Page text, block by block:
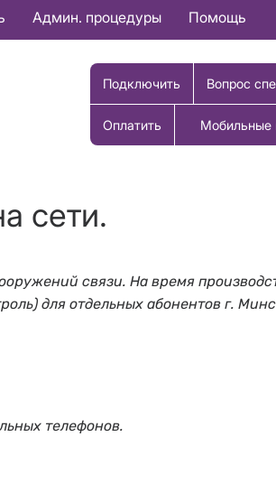
Админ. процедуры Помощь
Подключить Вопрос
Оплатить Мобильные
сети.
связи. На время
для отдельных абонентов г.
телефонов.